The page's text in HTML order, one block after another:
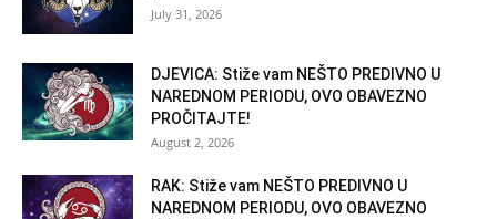
July 31, 2026
DJEVICA: Stiže vam NEŠTO PREDIVNO U
NAREDNOM PERIODU, OVO OBAVEZNO
PROČITAJTE!
August 2, 2026
RAK: Stiže vam NEŠTO PREDIVNO U
NAREDNOM PERIODU, OVO OBAVEZNO